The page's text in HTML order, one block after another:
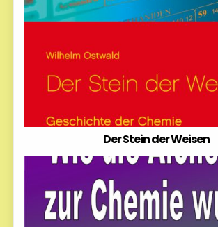
Der Stein der Weisen